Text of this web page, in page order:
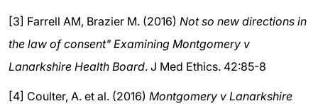
[3] Farrell AM, Brazier M. (2016) Not so new directions in
the law of consent" Examining Montgomery v
Lanarkshire Health Board. J Med Ethics. 42:85-8
[4] Coulter, A. et al. (2016) Montgomery v Lanarkshire